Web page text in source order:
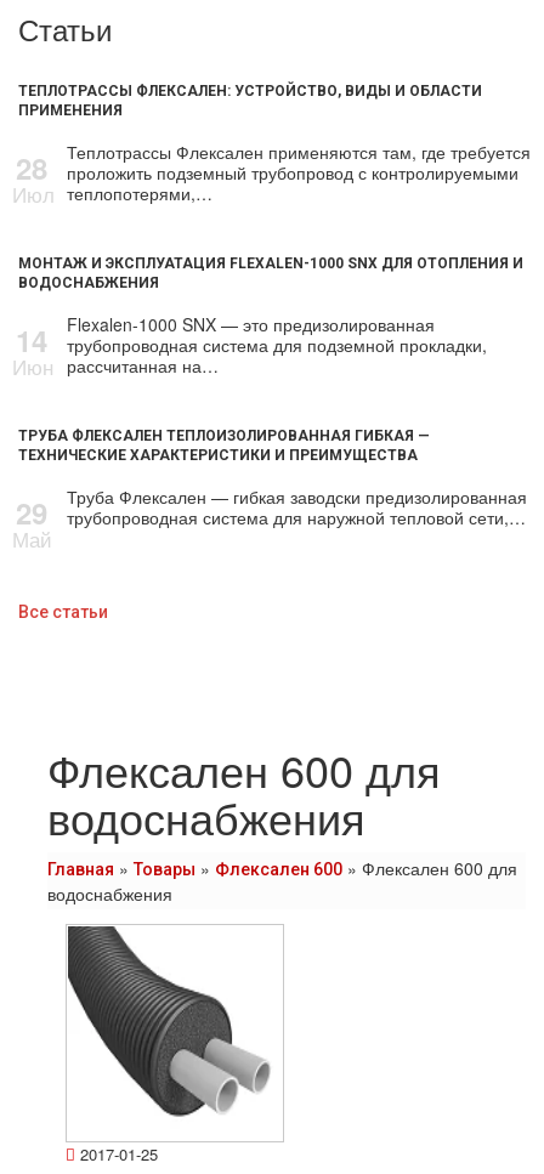
Статьи
ТЕПЛОТРАССЫ ФЛЕКСАЛЕН: УСТРОЙСТВО, ВИДЫ И ОБЛАСТИ
ПРИМЕНЕНИЯ
28
Июл
Теплотрассы Флексален применяются там, где требуется
проложить подземный трубопровод с контролируемыми
теплопотерями,…
МОНТАЖ И ЭКСПЛУАТАЦИЯ FLEXALEN-1000 SNX ДЛЯ ОТОПЛЕНИЯ И
ВОДОСНАБЖЕНИЯ
14
Июн
Flexalen-1000 SNX — это предизолированная
трубопроводная система для подземной прокладки,
рассчитанная на…
ТРУБА ФЛЕКСАЛЕН ТЕПЛОИЗОЛИРОВАННАЯ ГИБКАЯ —
ТЕХНИЧЕСКИЕ ХАРАКТЕРИСТИКИ И ПРЕИМУЩЕСТВА
29
Май
Труба Флексален — гибкая заводски предизолированная
трубопроводная система для наружной тепловой сети,…
Все статьи
Флексален 600 для
водоснабжения
Главная »Товары » Флексален 600 » Флексален 600 для
водоснабжения
2017-01-25